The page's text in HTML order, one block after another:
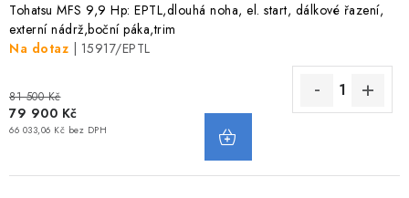
Tohatsu MFS 9,9 Hp: EPTL,dlouhá noha, el. start, dálkové řazení,
externí nádrž,boční páka,trim
Na dotaz
| 15917/EPTL
81 500 Kč
79 900 Kč
66 033,06 Kč bez DPH